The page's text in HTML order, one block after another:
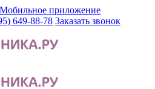
Мобильное приложение
649-88-78 Заказать звонок